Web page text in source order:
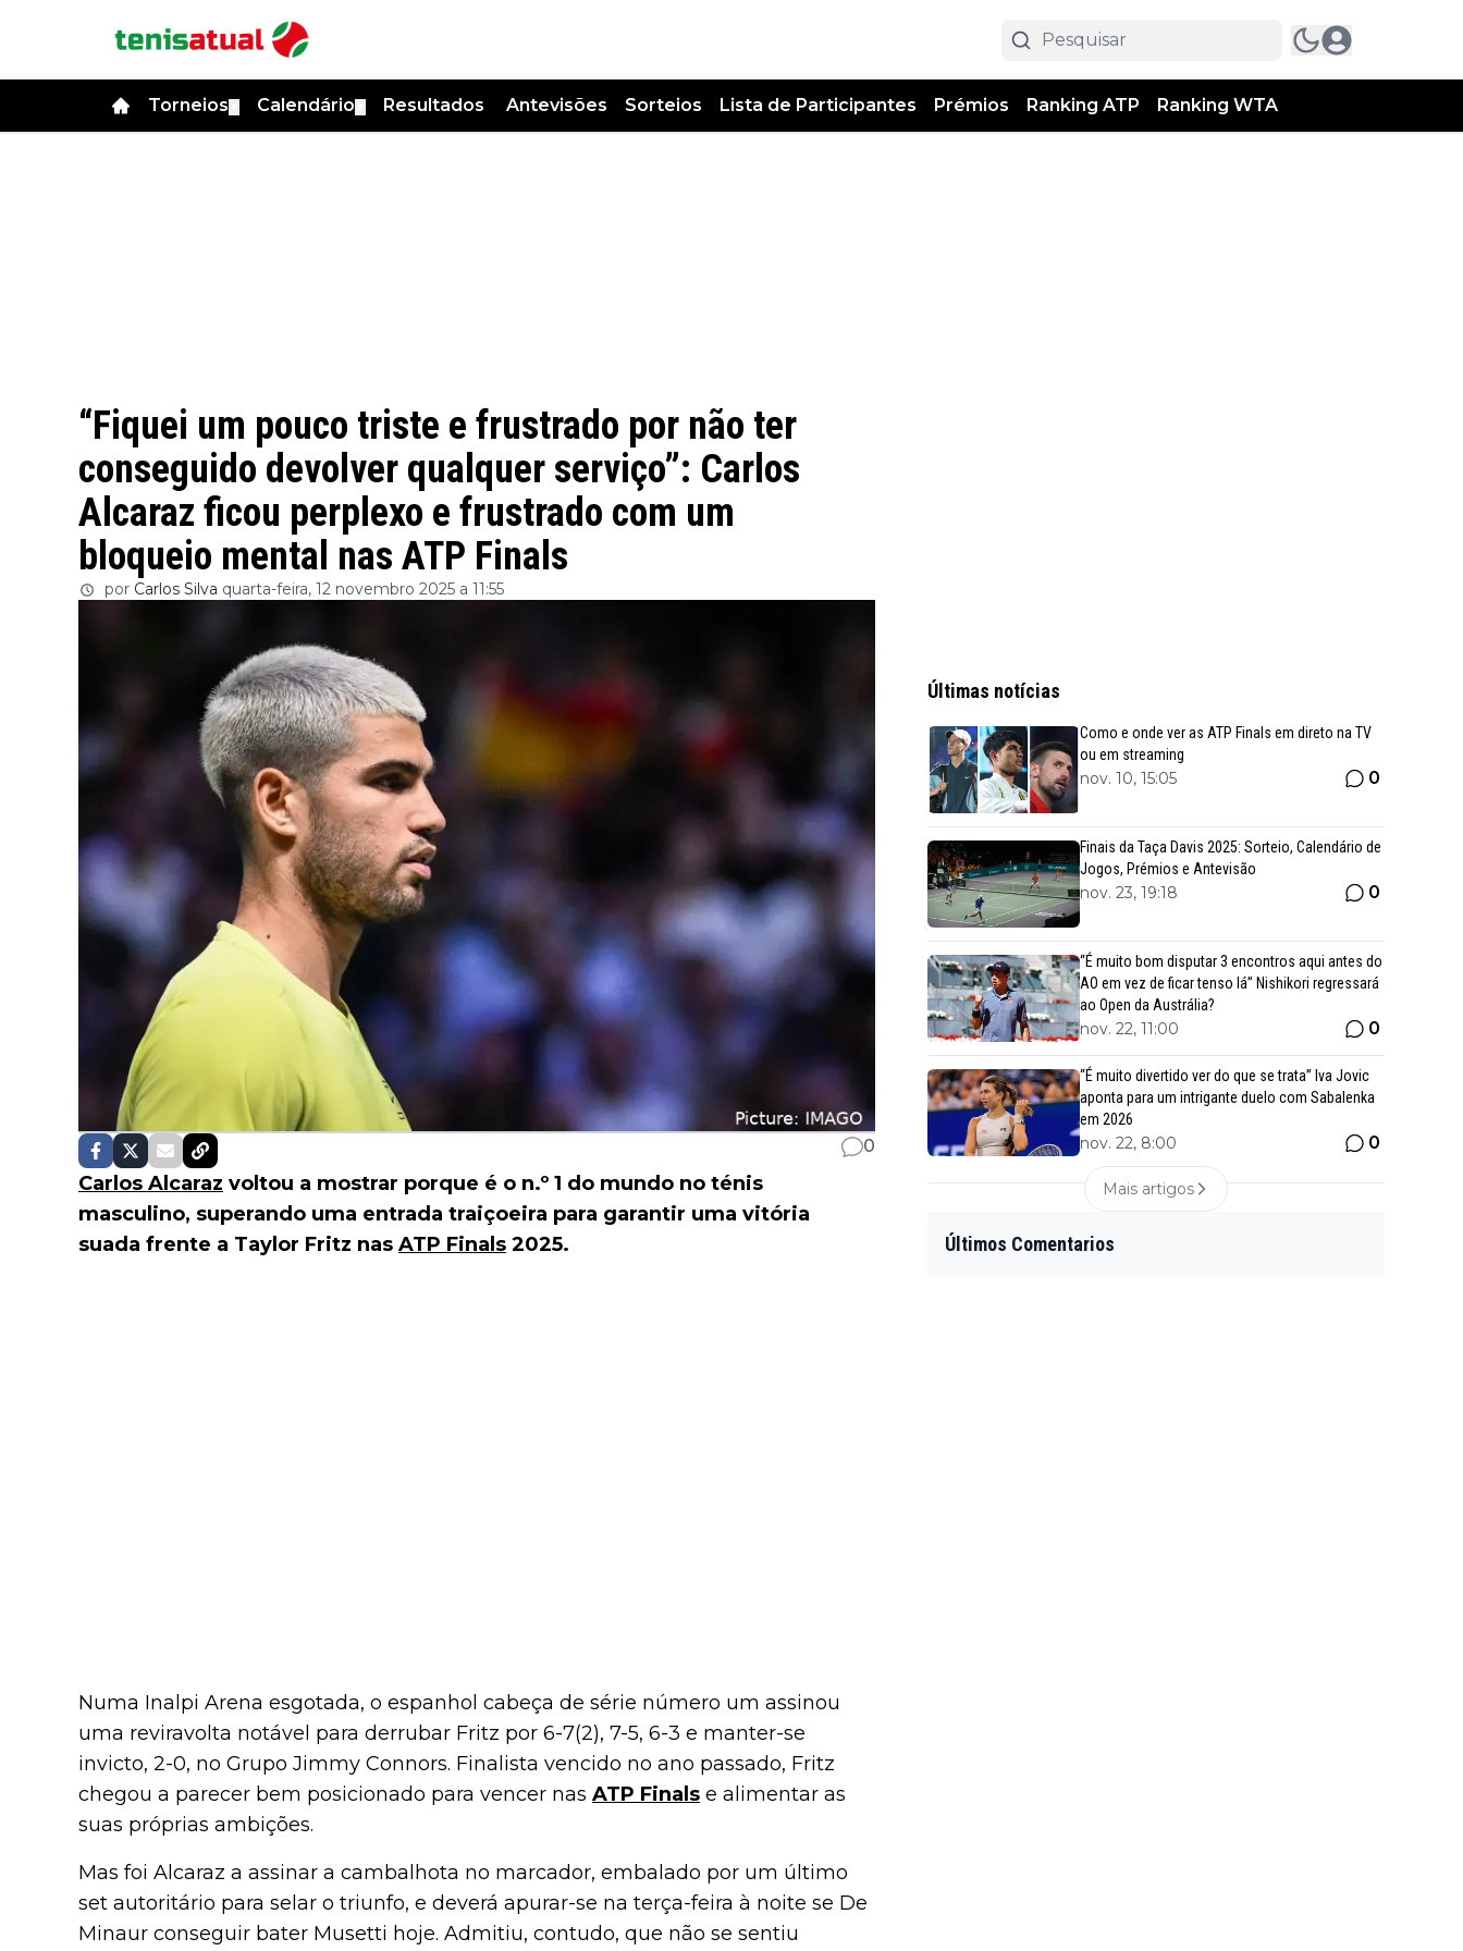
Torneios Calendário Resultados Antevisões Sorteios Lista de Participantes Prémios Ranking ATP Ranking WTA
“Fiquei um pouco triste e frustrado por não ter
conseguido devolver qualquer serviço”: Carlos
Alcaraz ficou perplexo e frustrado com um
bloqueio mental nas ATP Finals
por Carlos Silva quarta-feira, 12 novembro 2025 a 11:55
0
Carlos Alcaraz voltou a mostrar porque é o n.º 1 do mundo no ténis
masculino, superando uma entrada traiçoeira para garantir uma vitória
suada frente a Taylor Fritz nas ATP Finals 2025.
Numa Inalpi Arena esgotada, o espanhol cabeça de série número um assinou
uma reviravolta notável para derrubar Fritz por 6-7(2), 7-5, 6-3 e manter-se
invicto, 2-0, no Grupo Jimmy Connors. Finalista vencido no ano passado, Fritz
chegou a parecer bem posicionado para vencer nas ATP Finals e alimentar as
suas próprias ambições.
Mas foi Alcaraz a assinar a cambalhota no marcador, embalado por um último
set autoritário para selar o triunfo, e deverá apurar-se na terça-feira à noite se De
Minaur conseguir bater Musetti hoje. Admitiu, contudo, que não se sentiu
Últimas notícias
Como e onde ver as ATP Finals em direto na TV
ou em streaming
nov. 10, 15:05 0
Finais da Taça Davis 2025: Sorteio, Calendário de
Jogos, Prémios e Antevisão
nov. 23, 19:18 0
“É muito bom disputar 3 encontros aqui antes do
AO em vez de ficar tenso lá” Nishikori regressará
ao Open da Austrália?
nov. 22, 11:00 0
“É muito divertido ver do que se trata” Iva Jovic
aponta para um intrigante duelo com Sabalenka
em 2026
nov. 22, 8:00 0
Mais artigos
Últimos Comentarios